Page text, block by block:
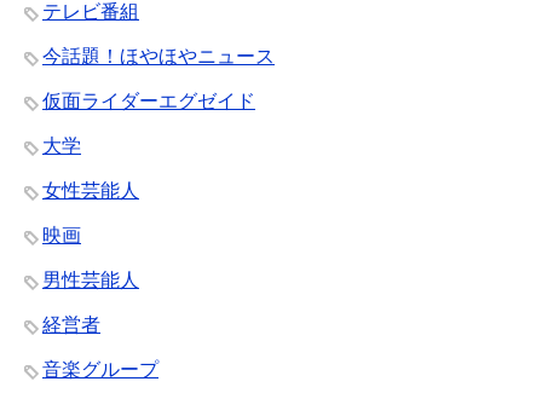
テレビ番組
今話題！ほやほやニュース
仮面ライダーエグゼイド
大学
女性芸能人
映画
男性芸能人
経営者
音楽グループ